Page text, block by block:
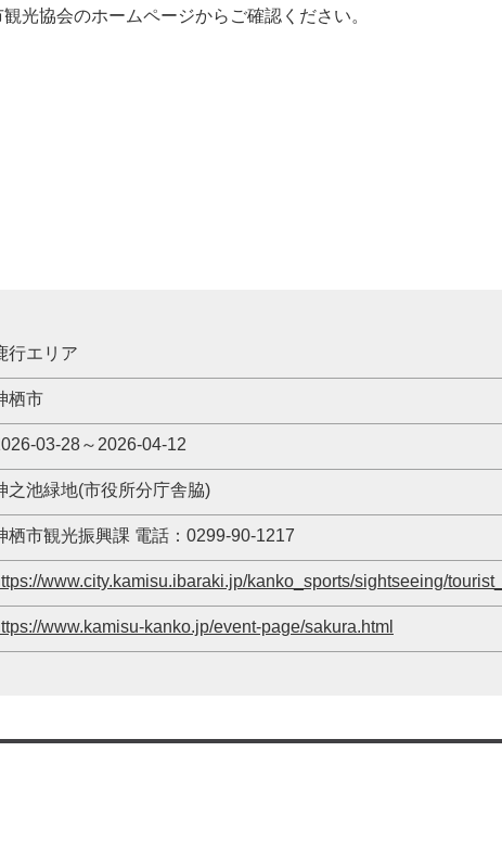
光協会のホームページからご確認ください。
行エリア
栖市
03-28～2026-04-12
之池緑地(市役所分庁舎脇)
栖市観光振興課 電話：0299-90-1217
www.city.kamisu.ibaraki.jp/kanko_sports/sightseeing/
www.kamisu-kanko.jp/event-page/sakura.html